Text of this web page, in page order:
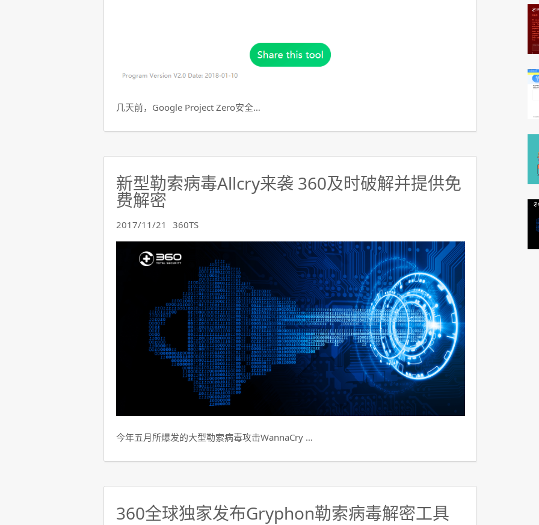
几天前，Google Project Zero安全…
新型勒索病毒Allcry来袭 360及时破解并提供免
费解密
2017/11/21 360TS
今年五月所爆发的大型勒索病毒攻击WannaCry …
360全球独家发布Gryphon勒索病毒解密工具